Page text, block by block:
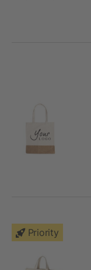
Priority